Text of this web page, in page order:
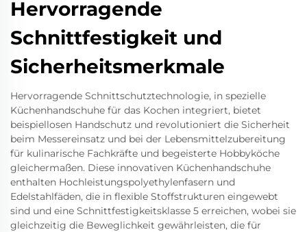
Hervorragende
Schnittfestigkeit und
Sicherheitsmerkmale
Hervorragende Schnittschutztechnologie, in spezielle
Küchenhandschuhe für das Kochen integriert, bietet
beispiellosen Handschutz und revolutioniert die Sicherheit
beim Messereinsatz und bei der Lebensmittelzubereitung
für kulinarische Fachkräfte und begeisterte Hobbyköche
gleichermaßen. Diese innovativen Küchenhandschuhe
enthalten Hochleistungspolyethylenfasern und
Edelstahlfäden, die in flexible Stoffstrukturen eingewebt
sind und eine Schnittfestigkeitsklasse 5 erreichen, wobei sie
gleichzeitig die Beweglichkeit gewährleisten, die für